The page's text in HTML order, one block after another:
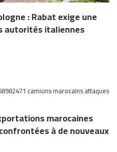
: Rabat exige une
autorités italiennes
marocaines
à de nouveaux